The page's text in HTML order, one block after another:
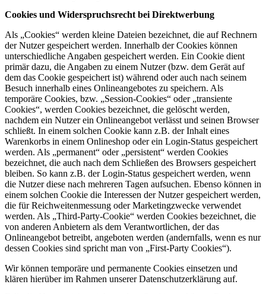
Cookies und Widerspruchsrecht bei Direktwerbung
Als „Cookies“ werden kleine Dateien bezeichnet, die auf Rechnern
der Nutzer gespeichert werden. Innerhalb der Cookies können
unterschiedliche Angaben gespeichert werden. Ein Cookie dient
primär dazu, die Angaben zu einem Nutzer (bzw. dem Gerät auf
dem das Cookie gespeichert ist) während oder auch nach seinem
Besuch innerhalb eines Onlineangebotes zu speichern. Als
temporäre Cookies, bzw. „Session-Cookies“ oder „transiente
Cookies“, werden Cookies bezeichnet, die gelöscht werden,
nachdem ein Nutzer ein Onlineangebot verlässt und seinen Browser
schließt. In einem solchen Cookie kann z.B. der Inhalt eines
Warenkorbs in einem Onlineshop oder ein Login-Status gespeichert
werden. Als „permanent“ oder „persistent“ werden Cookies
bezeichnet, die auch nach dem Schließen des Browsers gespeichert
bleiben. So kann z.B. der Login-Status gespeichert werden, wenn
die Nutzer diese nach mehreren Tagen aufsuchen. Ebenso können in
einem solchen Cookie die Interessen der Nutzer gespeichert werden,
die für Reichweitenmessung oder Marketingzwecke verwendet
werden. Als „Third-Party-Cookie“ werden Cookies bezeichnet, die
von anderen Anbietern als dem Verantwortlichen, der das
Onlineangebot betreibt, angeboten werden (andernfalls, wenn es nur
dessen Cookies sind spricht man von „First-Party Cookies“).
Wir können temporäre und permanente Cookies einsetzen und
klären hierüber im Rahmen unserer Datenschutzerklärung auf.